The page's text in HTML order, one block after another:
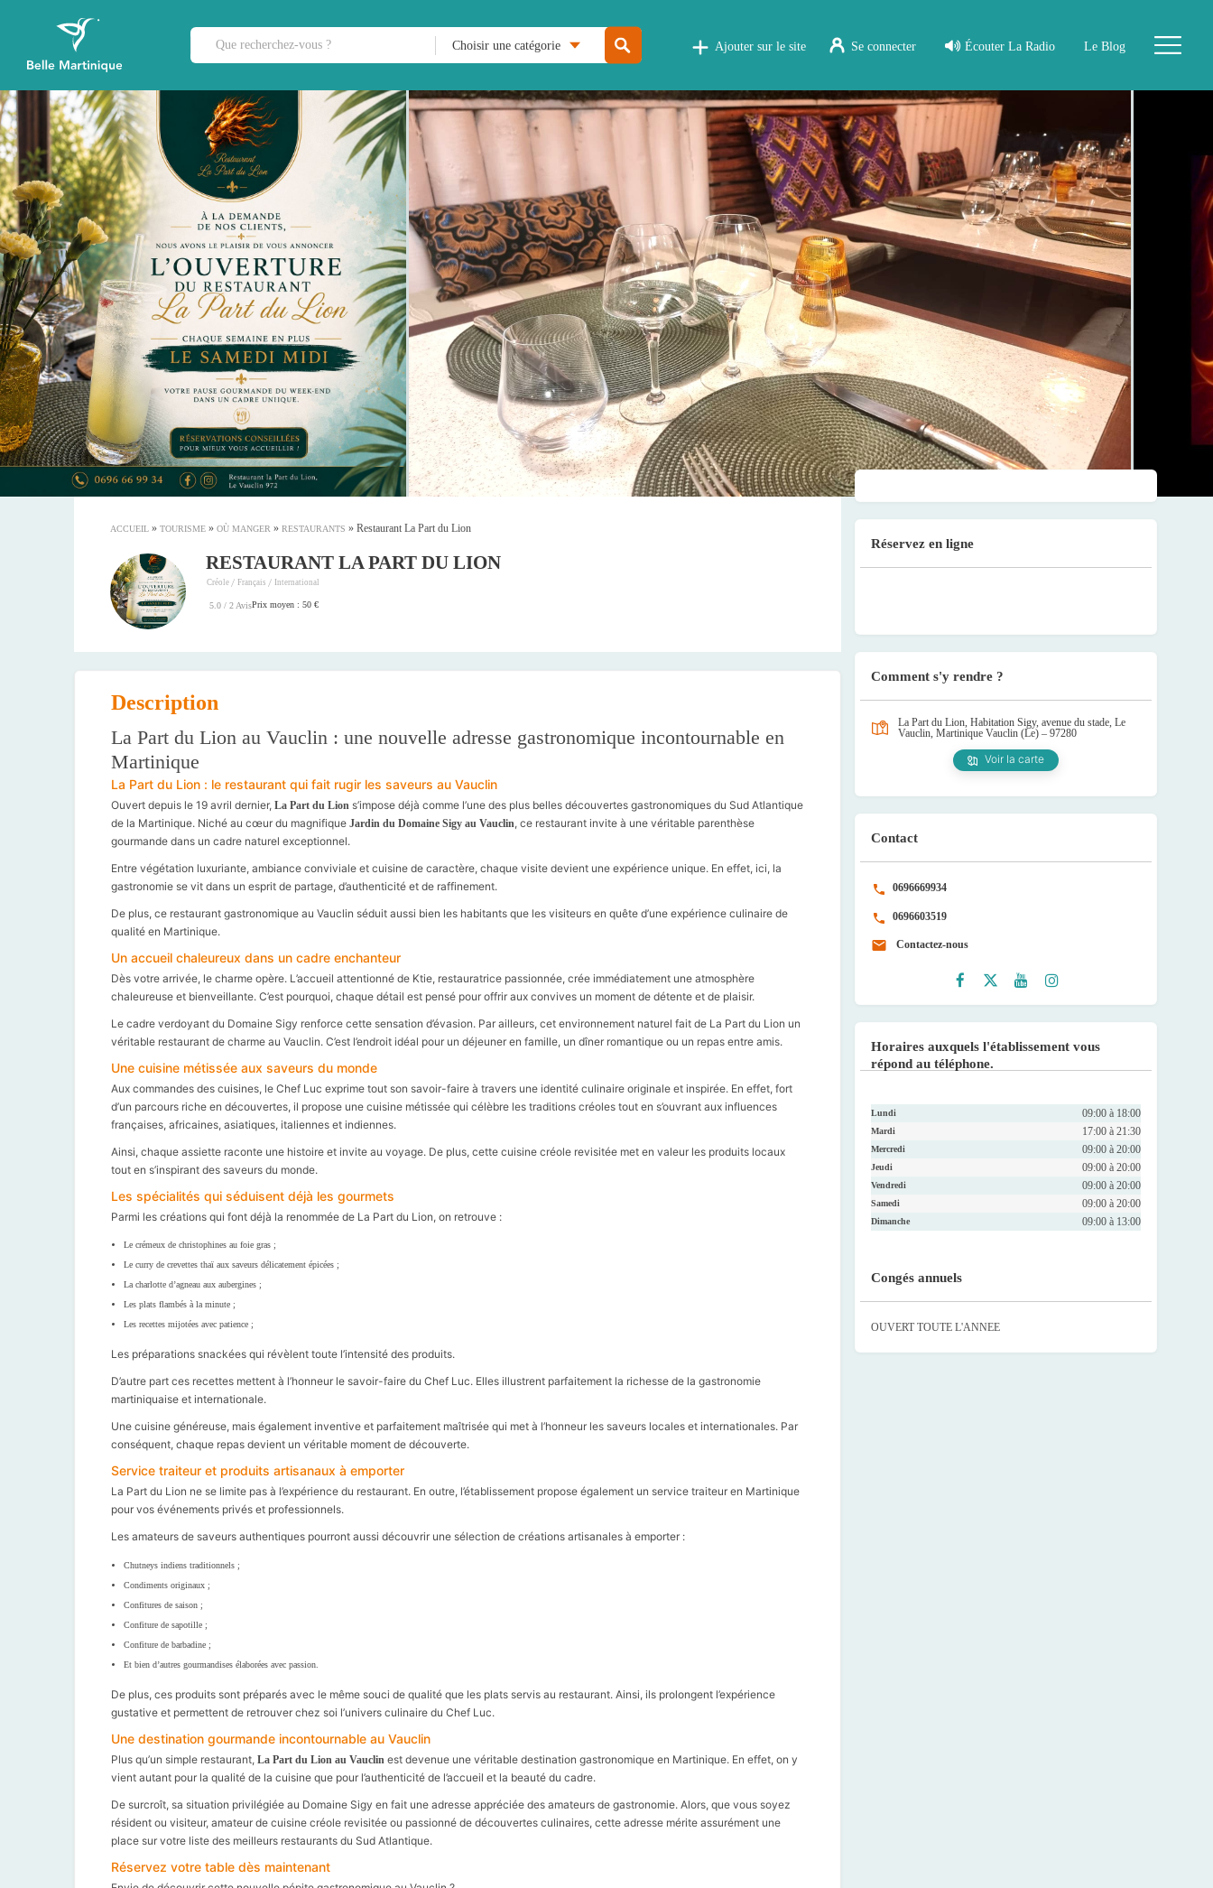
Choisir une catégorie Ajouter sur le site Se connecter Écouter La Radio Le Blog
ACCUEIL » TOURISME » OÙ MANGER » RESTAURANTS » Restaurant La Part du Lion
RESTAURANT LA PART DU LION
Créole /Français / International
5.0 / 2 AvisPrix moyen : 50 €
Description
La Part du Lion au Vauclin : une nouvelle adresse gastronomique incontournable en
Martinique
La Part du Lion : le restaurant qui fait rugir les saveurs au Vauclin
Ouvert depuis le 19 avril dernier, La Part du Lion s’impose déjà comme l’une des plus belles découvertes gastronomiques du Sud Atlantique
de la Martinique. Niché au cœur du magnifique Jardin du Domaine Sigy au Vauclin , ce restaurant invite à une véritable parenthèse
gourmande dans un cadre naturel exceptionnel.
Entre végétation luxuriante, ambiance conviviale et cuisine de caractère, chaque visite devient une expérience unique. En effet, ici, la
gastronomie se vit dans un esprit de partage, d’authenticité et de raffinement.
De plus, ce restaurant gastronomique au Vauclin séduit aussi bien les habitants que les visiteurs en quête d’une expérience culinaire de
qualité en Martinique.
Un accueil chaleureux dans un cadre enchanteur
Dès votre arrivée, le charme opère. L’accueil attentionné de Ktie, restauratrice passionnée, crée immédiatement une atmosphère
chaleureuse et bienveillante. C’est pourquoi, chaque détail est pensé pour offrir aux convives un moment de détente et de plaisir.
Le cadre verdoyant du Domaine Sigy renforce cette sensation d’évasion. Par ailleurs, cet environnement naturel fait de La Part du Lion un
véritable restaurant de charme au Vauclin. C’est l’endroit idéal pour un déjeuner en famille, un dîner romantique ou un repas entre amis.
Une cuisine métissée aux saveurs du monde
Aux commandes des cuisines, le Chef Luc exprime tout son savoir-faire à travers une identité culinaire originale et inspirée. En effet, fort
d’un parcours riche en découvertes, il propose une cuisine métissée qui célèbre les traditions créoles tout en s’ouvrant aux influences
françaises, africaines, asiatiques, italiennes et indiennes.
Ainsi, chaque assiette raconte une histoire et invite au voyage. De plus, cette cuisine créole revisitée met en valeur les produits locaux
tout en s’inspirant des saveurs du monde.
Les spécialités qui séduisent déjà les gourmets
Parmi les créations qui font déjà la renommée de La Part du Lion, on retrouve :
Le crémeux de christophines au foie gras ;
Le curry de crevettes thaï aux saveurs délicatement épicées ;
La charlotte d’agneau aux aubergines ;
Les plats flambés à la minute ;
Les recettes mijotées avec patience ;
Les préparations snackées qui révèlent toute l’intensité des produits.
D’autre part ces recettes mettent à l’honneur le savoir-faire du Chef Luc. Elles illustrent parfaitement la richesse de la gastronomie
martiniquaise et internationale.
Une cuisine généreuse, mais également inventive et parfaitement maîtrisée qui met à l’honneur les saveurs locales et internationales. Par
conséquent, chaque repas devient un véritable moment de découverte.
Service traiteur et produits artisanaux à emporter
La Part du Lion ne se limite pas à l’expérience du restaurant. En outre, l’établissement propose également un service traiteur en Martinique
pour vos événements privés et professionnels.
Les amateurs de saveurs authentiques pourront aussi découvrir une sélection de créations artisanales à emporter :
Chutneys indiens traditionnels ;
Condiments originaux ;
Confitures de saison ;
Confiture de sapotille ;
Confiture de barbadine ;
Et bien d’autres gourmandises élaborées avec passion.
De plus, ces produits sont préparés avec le même souci de qualité que les plats servis au restaurant. Ainsi, ils prolongent l’expérience
gustative et permettent de retrouver chez soi l’univers culinaire du Chef Luc.
Une destination gourmande incontournable au Vauclin
Plus qu’un simple restaurant, La Part du Lion au Vauclin est devenue une véritable destination gastronomique en Martinique. En effet, on y
vient autant pour la qualité de la cuisine que pour l’authenticité de l’accueil et la beauté du cadre.
De surcroît, sa situation privilégiée au Domaine Sigy en fait une adresse appréciée des amateurs de gastronomie. Alors, que vous soyez
résident ou visiteur, amateur de cuisine créole revisitée ou passionné de découvertes culinaires, cette adresse mérite assurément une
place sur votre liste des meilleurs restaurants du Sud Atlantique.
Réservez votre table dès maintenant
Réservez en ligne
Comment s'y rendre ?
La Part du Lion, Habitation Sigy, avenue du stade, Le
Vauclin, Martinique Vauclin (Le) – 97280
Voir la carte
Contact
0696669934
0696603519
Contactez-nous
Horaires auxquels l'établissement vous
répond au téléphone.
Lundi 09:00 à 18:00
Mardi 17:00 à 21:30
Mercredi 09:00 à 20:00
Jeudi 09:00 à 20:00
Vendredi 09:00 à 20:00
Samedi 09:00 à 20:00
Dimanche 09:00 à 13:00
Congés annuels
OUVERT TOUTE L'ANNEE